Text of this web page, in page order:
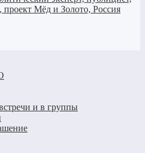
и в группы